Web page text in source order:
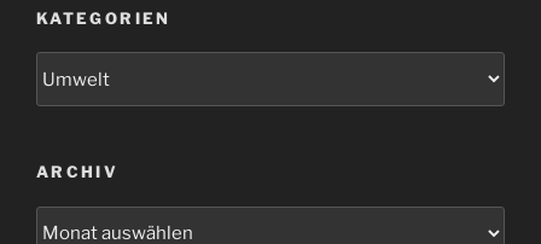
KATEGORIEN
ARCHIV